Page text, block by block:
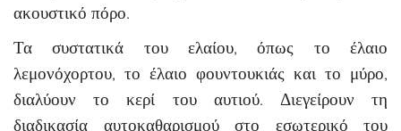
ακουστικό πόρο.
Τα συστατικά του ελαίου, όπως το έλαιο
λεμονόχορτου, το έλαιο φουντουκιάς και το μύρο,
διαλύουν το κερί του αυτιού. Διεγείρουν τη
διαδικασία αυτοκαθαρισμού στο εσωτερικό του